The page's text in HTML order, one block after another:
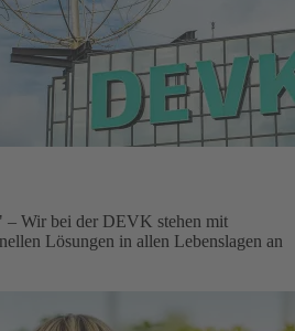
– Wir bei der DEVK stehen mit
Lösungen in allen Lebenslagen an